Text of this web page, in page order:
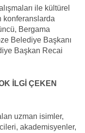
ile kültürel
konferanslarda
Bergama
Belediye Başkanı
Başkan Recai
İLGİ ÇEKEN
uzman isimler,
akademisyenler,